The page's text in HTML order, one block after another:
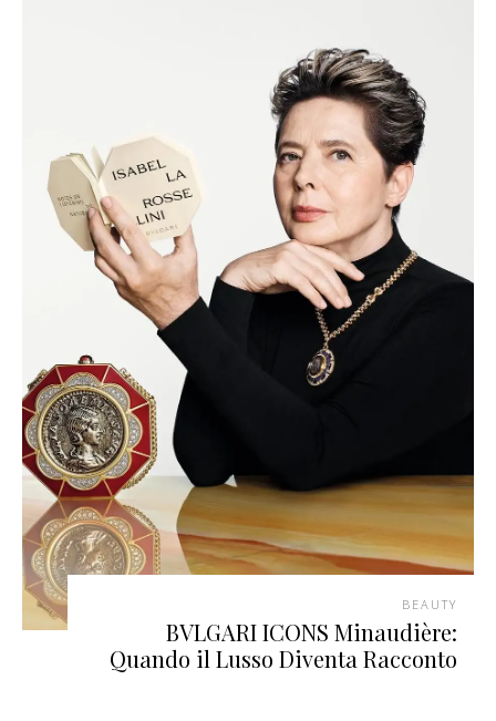
BEAUTY
BVLGARI ICONS Minaudière:
Quando il Lusso Diventa Racconto